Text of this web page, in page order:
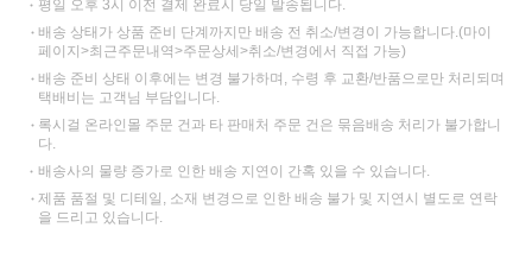
평일 오후 3시 이전 결제 완료시 당일 발송됩니다.
배송 상태가 상품 준비 단계까지만 배송 전 취소/변경이 가능합니다.(마이
페이지>최근주문내역>주문상세>취소/변경에서 직접 가능)
배송 준비 상태 이후에는 변경 불가하며, 수령 후 교환/반품으로만 처리되며
택배비는 고객님 부담입니다.
록시걸 온라인몰 주문 건과 타 판매처 주문 건은 묶음배송 처리가 불가합니
다.
배송사의 물량 증가로 인한 배송 지연이 간혹 있을 수 있습니다.
제품 품절 및 디테일, 소재 변경으로 인한 배송 불가 및 지연시 별도로 연락
을 드리고 있습니다.